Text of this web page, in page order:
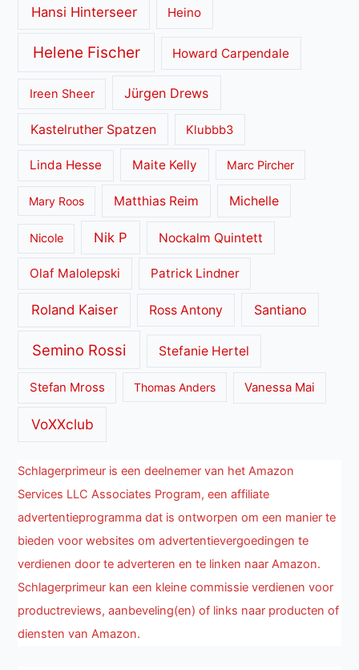
Hansi Hinterseer Heino
Helene Fischer Howard Carpendale
Ireen Sheer Jürgen Drews
Kastelruther Spatzen Klubbb3
Linda Hesse Maite Kelly Marc Pircher
Mary Roos Matthias Reim Michelle
Nicole Nik P Nockalm Quintett
Olaf Malolepski Patrick Lindner
Roland Kaiser Ross Antony Santiano
Semino Rossi Stefanie Hertel
Stefan Mross Thomas Anders Vanessa Mai
VoXXclub
Schlagerprimeur is een deelnemer van het Amazon
Services LLC Associates Program, een affiliate
advertentieprogramma dat is ontworpen om een manier te
bieden voor websites om advertentievergoedingen te
verdienen door te adverteren en te linken naar Amazon.
Schlagerprimeur kan een kleine commissie verdienen voor
productreviews, aanbeveling(en) of links naar producten of
diensten van Amazon.